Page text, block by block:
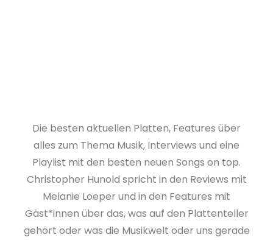
Die besten aktuellen Platten, Features über
alles zum Thema Musik, Interviews und eine
Playlist mit den besten neuen Songs on top.
Christopher Hunold spricht in den Reviews mit
Melanie Loeper und in den Features mit
Gäst*innen über das, was auf den Plattenteller
gehört oder was die Musikwelt oder uns gerade